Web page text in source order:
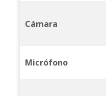
Cámara
Micrófono